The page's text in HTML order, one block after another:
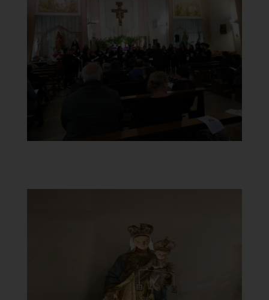
Carmine
Celebrazione
Clicca per ingrandire
]
Chiesa Santa Maria del
Carmine
Statua Madonna del Carmine
Clicca per ingrandire